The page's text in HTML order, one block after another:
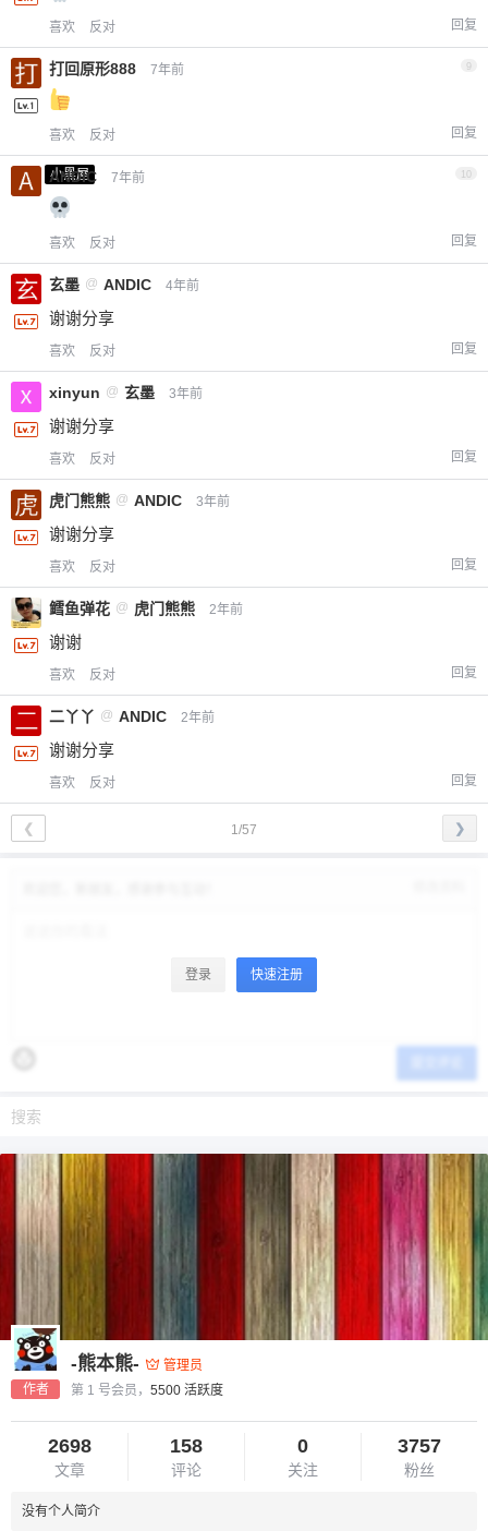
喜欢 反对 回复
打回原形888 7年前 9
喜欢 反对 回复
小黑屋
ANDIC 7年前 10
喜欢 反对 回复
玄墨 @ ANDIC 4年前
谢谢分享
喜欢 反对 回复
xinyun @ 玄墨 3年前
谢谢分享
喜欢 反对 回复
虎门熊熊 @ ANDIC 3年前
谢谢分享
喜欢 反对 回复
鳕鱼弹花 @ 虎门熊熊 2年前
谢谢
喜欢 反对 回复
二丫丫 @ ANDIC 2年前
谢谢分享
喜欢 反对 回复
1/57
❮ ❯
登录 快速注册
作者
-熊本熊-
管理员
第 1 号会员， 5500 活跃度
2698
文章
158
评论
0
关注
3757
粉丝
没有个人简介